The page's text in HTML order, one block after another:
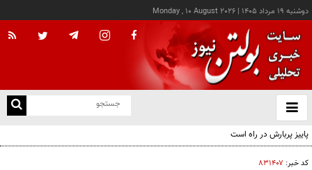
دوشنبه ۱۹ مرداد ۱۴۰۵ |
Monday , 10 August 2026
باز
و
کد خبر: ۸۳۱۴۰۷